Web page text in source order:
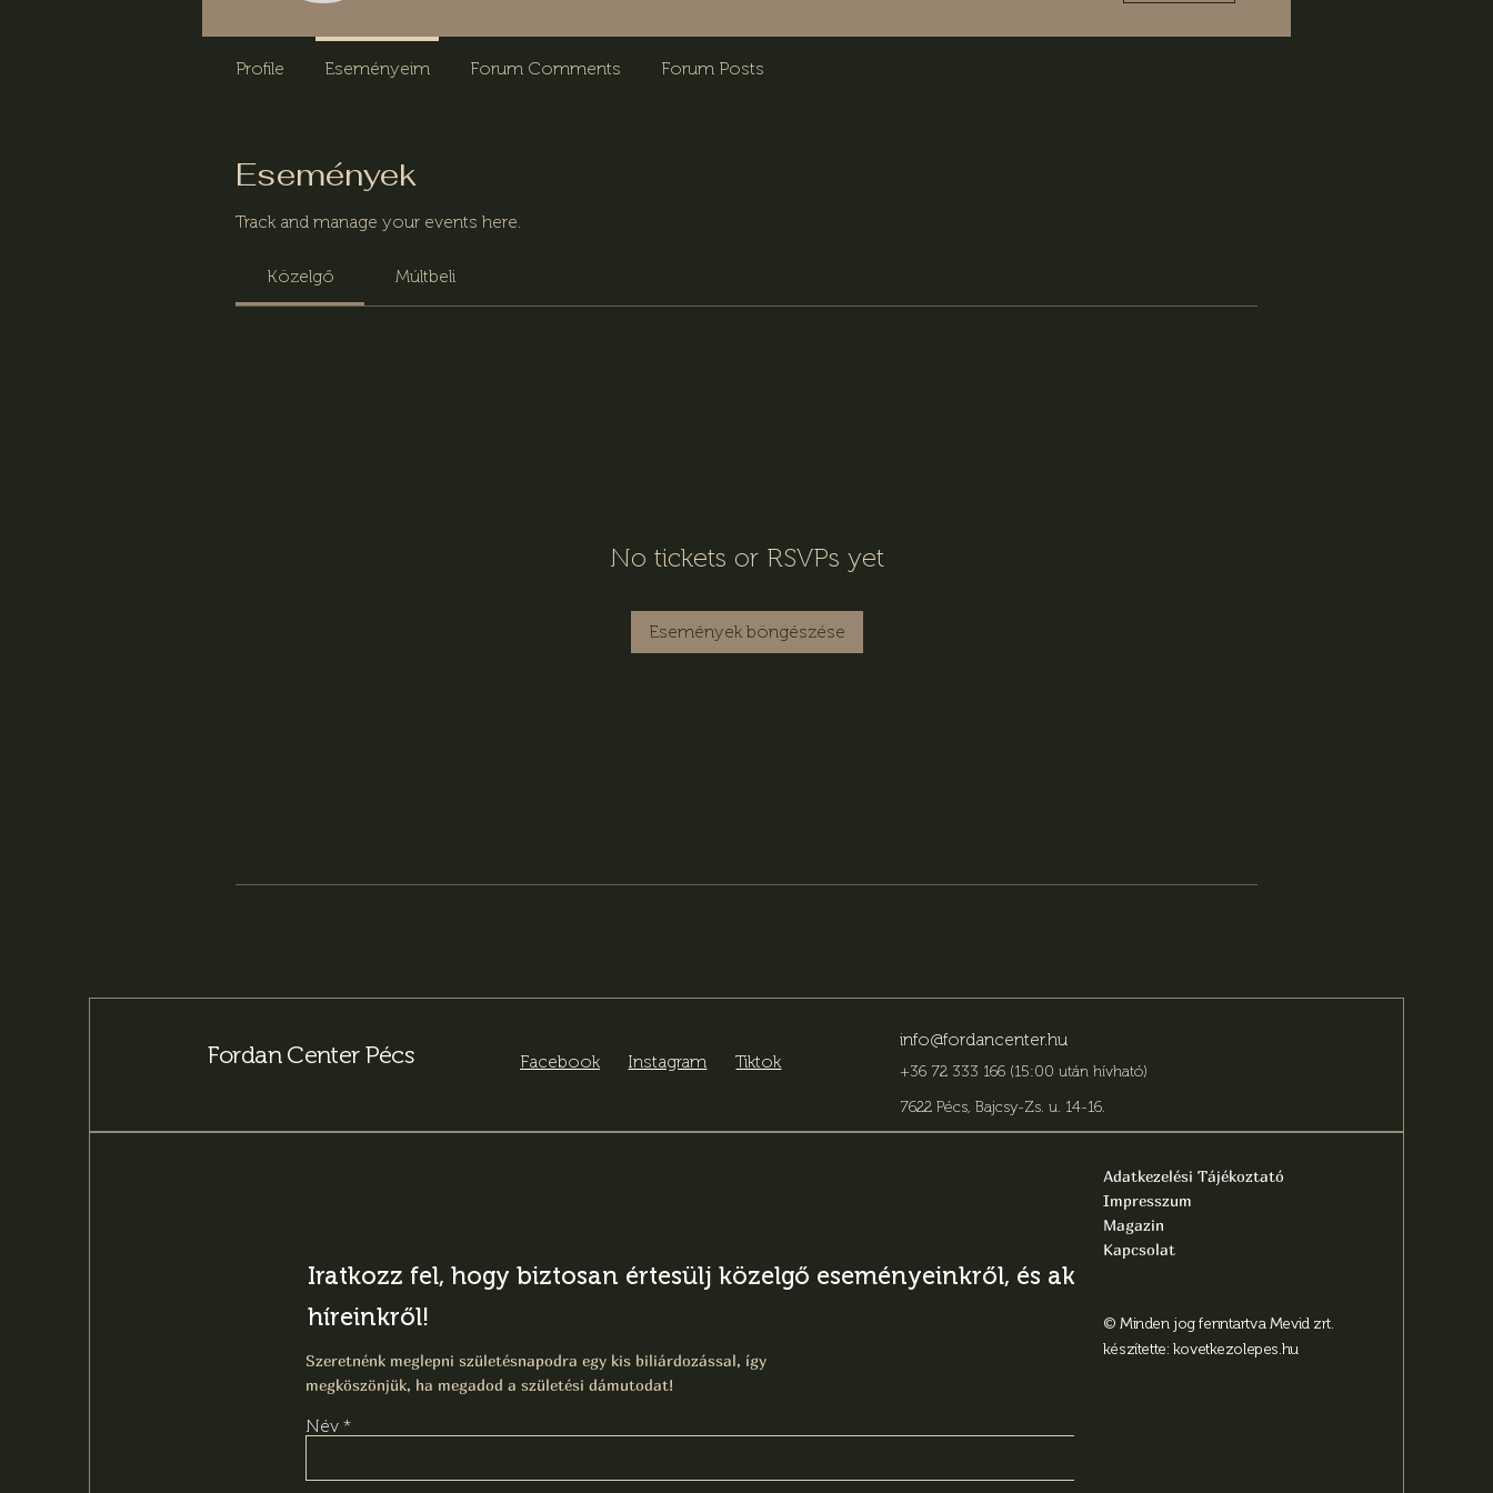
Események
Track and manage your events here.
Közelgő Múltbeli
No tickets or RSVPs yet
Események böngészése
Profile Eseményeim Forum Comments Forum Posts
Fordan Center Pécs Facebook Instagram Tiktok
info@fordancenter.hu
+36 72 333 166 (15:00 után hívható)
7622 Pécs, Bajcsy-Zs. u. 14-16.
Iratkozz fel, hogy biztosan értesülj közelgő eseményeinkről, és aktuális
híreinkről!
Szeretnénk meglepni születésnapodra egy kis biliárdozással, így
megköszönjük, ha megadod a születési dámutodat!
Név
Adatkezelési Tájékoztató
Impresszum
Magazin
Kapcsolat
© Minden jog fenntartva Mevid zrt.
készítette: kovetkezolepes.hu